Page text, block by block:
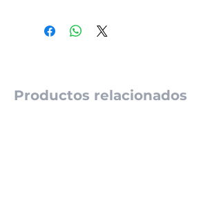
Productos relacionados